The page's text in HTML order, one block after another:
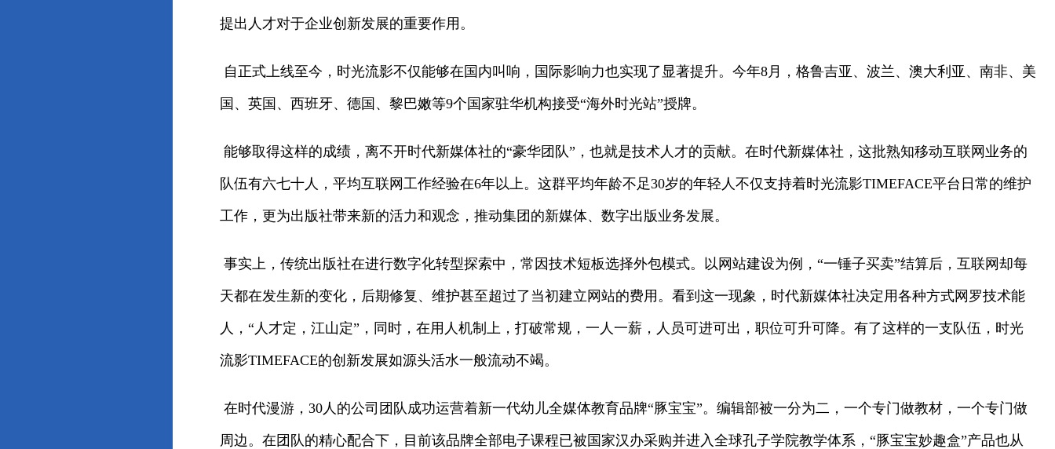
提出人才对于企业创新发展的重要作用。
自正式上线至今，时光流影不仅能够在国内叫响，国际影响力也实现了显著提升。今年8月，格鲁吉亚、波兰、澳大利亚、南非、美
国、英国、西班牙、德国、黎巴嫩等9个国家驻华机构接受“海外时光站”授牌。
能够取得这样的成绩，离不开时代新媒体社的“豪华团队”，也就是技术人才的贡献。在时代新媒体社，这批熟知移动互联网业务的
队伍有六七十人，平均互联网工作经验在6年以上。这群平均年龄不足30岁的年轻人不仅支持着时光流影TIMEFACE平台日常的维护
工作，更为出版社带来新的活力和观念，推动集团的新媒体、数字出版业务发展。
事实上，传统出版社在进行数字化转型探索中，常因技术短板选择外包模式。以网站建设为例，“一锤子买卖”结算后，互联网却每
天都在发生新的变化，后期修复、维护甚至超过了当初建立网站的费用。看到这一现象，时代新媒体社决定用各种方式网罗技术能
人，“人才定，江山定”，同时，在用人机制上，打破常规，一人一薪，人员可进可出，职位可升可降。有了这样的一支队伍，时光
流影TIMEFACE的创新发展如源头活水一般流动不竭。
在时代漫游，30人的公司团队成功运营着新一代幼儿全媒体教育品牌“豚宝宝”。编辑部被一分为二，一个专门做教材，一个专门做
周边。在团队的精心配合下，目前该品牌全部电子课程已被国家汉办采购并进入全球孔子学院教学体系，“豚宝宝妙趣盒”产品也从